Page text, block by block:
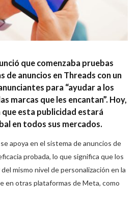
que comenzaba pruebas
de anuncios en Threads con un
para “ayudar a los
marcas que les encantan”. Hoy,
que esta publicidad estará
en todos sus mercados.
apoya en el sistema de anuncios de
probada, lo que significa que los
mismo nivel de personalización en la
en otras plataformas de Meta, como